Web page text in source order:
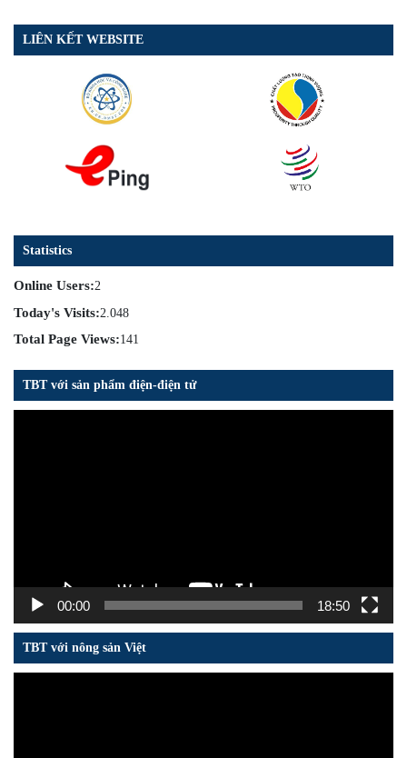
LIÊN KẾT WEBSITE
Statistics
Online Users:2
Today's Visits:2.048
Total Page Views:141
TBT với sản phẩm điện-điện tử
00:00 18:50
TBT với nông sản Việt